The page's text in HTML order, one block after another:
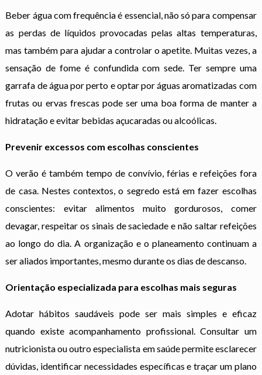
Beber água com frequência é essencial, não só para compensar
as perdas de líquidos provocadas pelas altas temperaturas,
mas também para ajudar a controlar o apetite. Muitas vezes, a
sensação de fome é confundida com sede. Ter sempre uma
garrafa de água por perto e optar por águas aromatizadas com
frutas ou ervas frescas pode ser uma boa forma de manter a
hidratação e evitar bebidas açucaradas ou alcoólicas.
Prevenir excessos com escolhas conscientes
O verão é também tempo de convívio, férias e refeições fora
de casa. Nestes contextos, o segredo está em fazer escolhas
conscientes: evitar alimentos muito gordurosos, comer
devagar, respeitar os sinais de saciedade e não saltar refeições
ao longo do dia. A organização e o planeamento continuam a
ser aliados importantes, mesmo durante os dias de descanso.
Orientação especializada para escolhas mais seguras
Adotar hábitos saudáveis pode ser mais simples e eficaz
quando existe acompanhamento profissional. Consultar um
nutricionista ou outro especialista em saúde permite esclarecer
dúvidas, identificar necessidades específicas e traçar um plano